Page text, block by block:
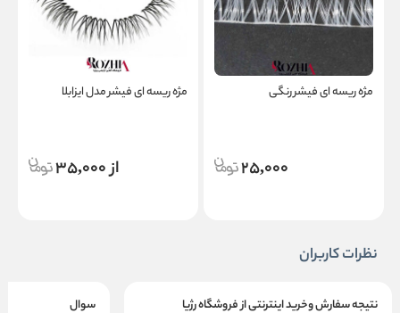
مژه ریسه ای فیشر رنگی
25,000
مژه ریسه ای فیشر مدل ایزابلا
از 35,000
نظرات کاربران
نتیجه سفارش وخرید اینترنتی از فروشگاه رژیا
سوال